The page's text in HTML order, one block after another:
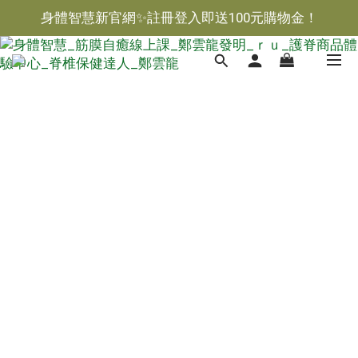
身體智慧新官網✨註冊登入即送100元購物金！